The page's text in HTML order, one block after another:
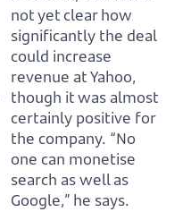
not yet clear how
significantly the deal
could increase
revenue at Yahoo,
though it was almost
certainly positive for
the company. “No
one can monetise
search as well as
Google,” he says.